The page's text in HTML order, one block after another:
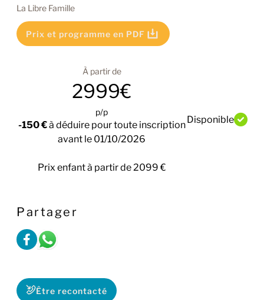
La Libre Famille
Prix et programme en PDF
Disponible
À partir de
2999€
p/p
-150 €à déduire pour toute inscription
avant le 01/10/2026
Prix enfant à partir de 2099 €
Partager
Être recontacté